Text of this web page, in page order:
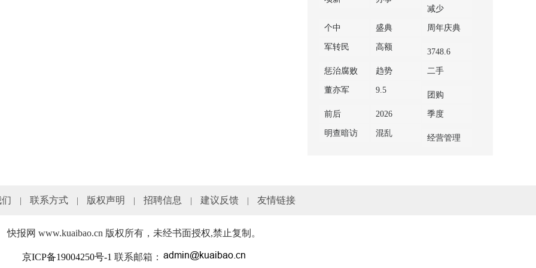
减少
个中 盛典 周年庆典
军转民 高额
3748.6
惩治腐败 趋势 二手
董亦军 9.5
团购
前后 2026 季度
明查暗访 混乱
经营管理
联系方式 版权声明 招聘信息 建议反馈 友情链接
快报网 www.kuaibao.cn 版权所有，未经书面授权,禁止复制。
京ICP备19004250号-1 联系邮箱：